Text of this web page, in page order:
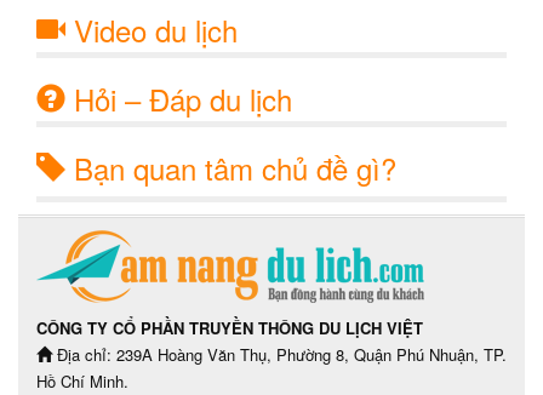
Video du lịch
Hỏi – Đáp du lịch
Bạn quan tâm chủ đề gì?
CÔNG TY CỔ PHẦN TRUYỀN THÔNG DU LỊCH VIỆT
Địa chỉ: 239A Hoàng Văn Thụ, Phường 8, Quận Phú Nhuận, TP.
Hồ Chí Minh.